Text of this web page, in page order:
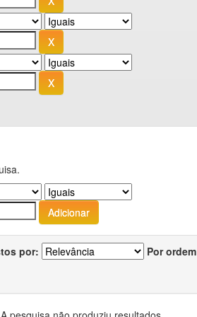
por: Por ordem